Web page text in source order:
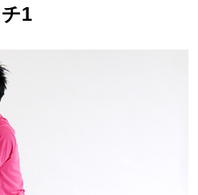
1